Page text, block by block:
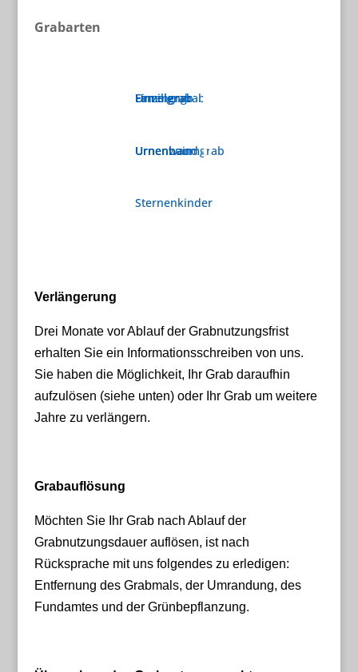
Grabarten
Familiengrab
Urnenbaumgrab
Sternenkinder
Einzelgrab
Urnenwand
Urnengrab
Urnenhain
Verlängerung
Drei Monate vor Ablauf der Grabnutzungsfrist
erhalten Sie ein Informationsschreiben von uns.
Sie haben die Möglichkeit, Ihr Grab daraufhin
aufzulösen (siehe unten) oder Ihr Grab um weitere
Jahre zu verlängern.
Grabauflösung
Möchten Sie Ihr Grab nach Ablauf der
Grabnutzungsdauer auflösen, ist nach
Rücksprache mit uns folgendes zu erledigen:
Entfernung des Grabmals, der Umrandung, des
Fundamtes und der Grünbepflanzung.